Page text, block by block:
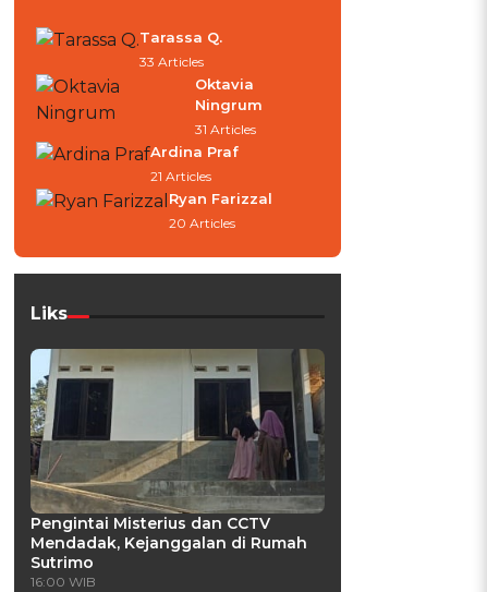
Tarassa Q.
33 Articles
Oktavia
Ningrum
31 Articles
Ardina Praf
21 Articles
Ryan Farizzal
20 Articles
Liks
Pengintai Misterius dan CCTV
Mendadak, Kejanggalan di Rumah
Sutrimo
16:00 WIB